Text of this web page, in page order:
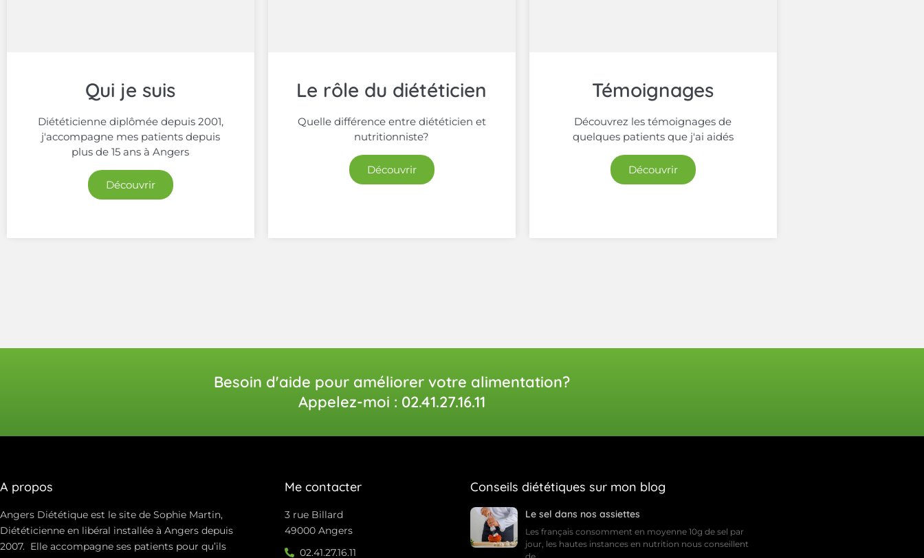
Qui je suis
Diététicienne diplômée depuis 2001,
j'accompagne mes patients depuis
plus de 15 ans à Angers
Découvrir
Le rôle du diététicien
Quelle différence entre diététicien et
nutritionniste?
Découvrir
Témoignages
Découvrez les témoignages de
quelques patients que j'ai aidés
Découvrir
Besoin d'aide pour améliorer votre alimentation?
Appelez-moi : 02.41.27.16.11
A propos
Angers Diététique est le site de Sophie Martin,
Diététicienne en libéral installée à Angers depuis
2007. Elle accompagne ses patients pour qu’ils
Me contacter
3 rue Billard
49000 Angers
02.41.27.16.11
Conseils diététiques sur mon blog
Le sel dans nos assiettes
Les français consomment en moyenne 10g de sel par
jour, les hautes instances en nutrition nous conseillent